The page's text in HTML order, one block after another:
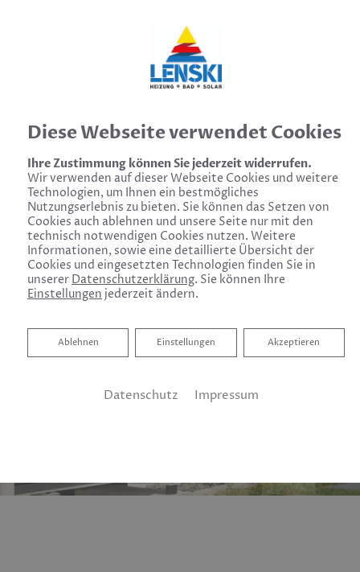
Guter Rat rund um Heizung & Bad!
Diese Webseite verwendet Cookies
Ihre Zustimmung können Sie jederzeit widerrufen.
Wir verwenden auf dieser Webseite Cookies und weitere
Technologien, um Ihnen ein bestmögliches
Nutzungserlebnis zu bieten. Sie können das Setzen von
Cookies auch ablehnen und unsere Seite nur mit den
technisch notwendigen Cookies nutzen. Weitere
Informationen, sowie eine detaillierte Übersicht der
Cookies und eingesetzten Technologien finden Sie in
unserer Datenschutzerklärung. Sie können Ihre
Einstellungen jederzeit ändern.
Akzeptieren
Einstellungen
Ablehnen
Ablehnen
Datenschutz Impressum